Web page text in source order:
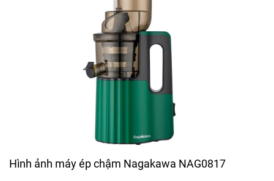
Hình ảnh máy ép chậm Nagakawa NAG0817